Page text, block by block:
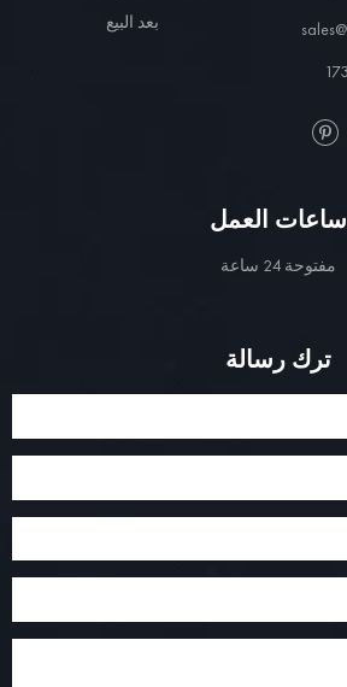
بعد البيع
ساعات العمل
مفتوحة 24 ساعة
ترك رسالة